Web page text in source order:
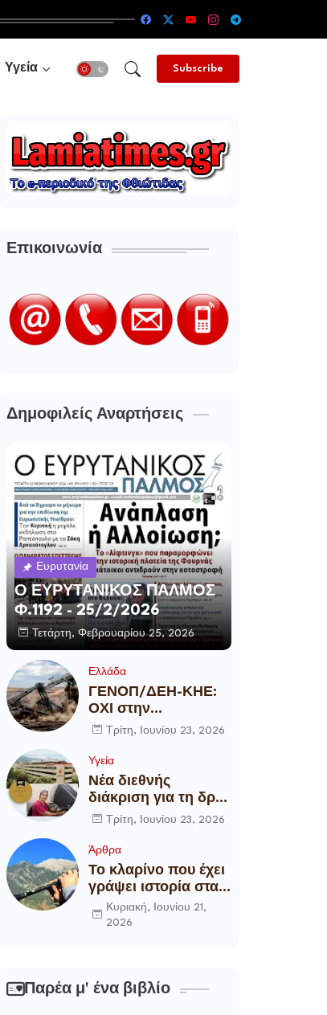
Υγεία Subscribe
Επικοινωνία
Δημοφιλείς Αναρτήσεις
Ευρυτανία
Ο ΕΥΡΥΤΑΝΙΚΟΣ ΠΑΛΜΟΣ
Φ.1192 - 25/2/2026
Τετάρτη, Φεβρουαρίου 25, 2026
Ελλάδα
ΓΕΝΟΠ/ΔΕΗ-ΚΗΕ:
ΟΧΙ στην
αποξήλωση των
υποδομών της
χώρας
Τρίτη, Ιουνίου 23, 2026
Υγεία
Νέα διεθνής
διάκριση για τη δρ
Θάλεια
Διευθύντρια
Xειρουργό του
Metropolitan
General
Τρίτη, Ιουνίου 23, 2026
Άρθρα
Το κλαρίνο που έχει
γράψει ιστορία στα
χωριά της Ρούμελης
Κυριακή, Ιουνίου 21,
2026
Παρέα μ' ένα βιβλίο